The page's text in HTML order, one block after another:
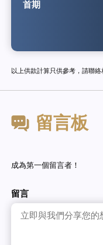
首期
以上供款計算只供參考，請聯絡
留言板
成為第一個留言者！
留言